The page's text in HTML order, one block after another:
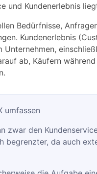
und Kundenerlebnis
Bedürfnisse,
Kundenerlebnis
Unternehmen,
ab, Käufern
umfassen
zwar den
begrenzter, da auch